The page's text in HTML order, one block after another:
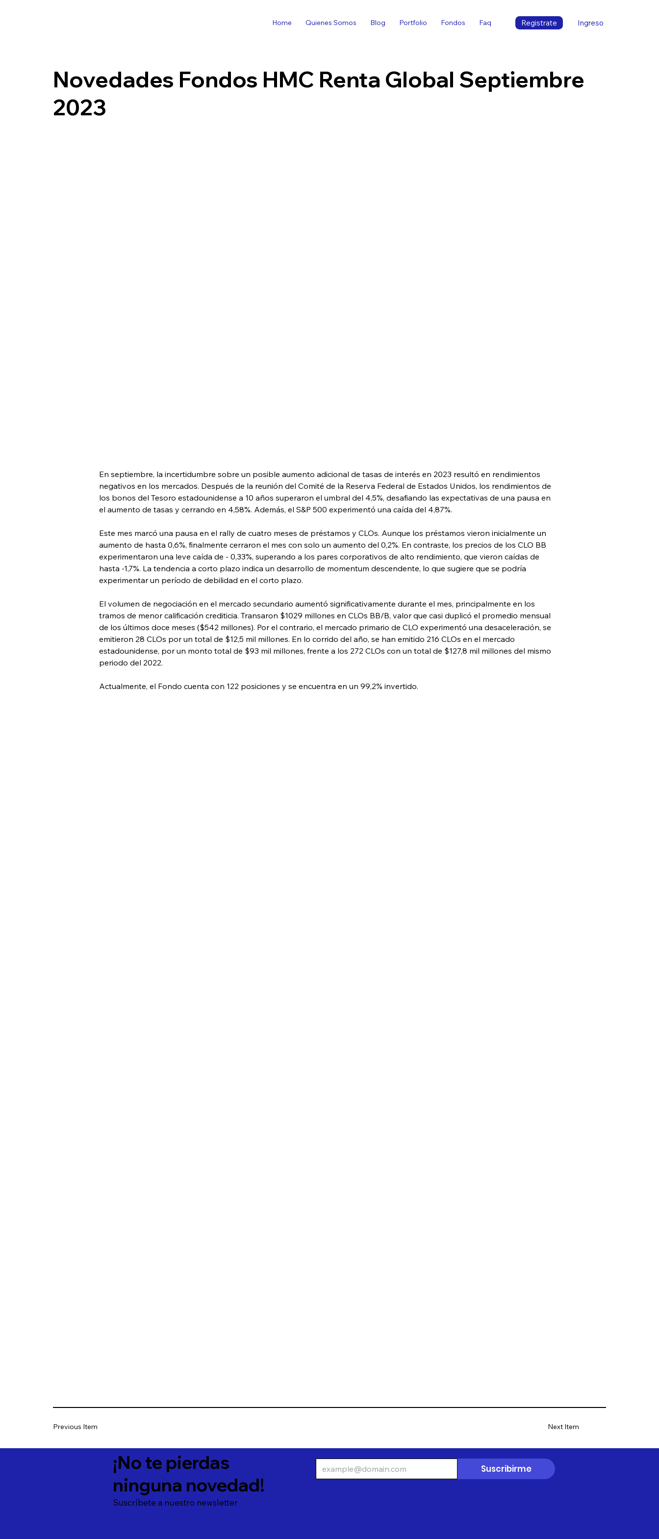
Home Quienes Somos Blog Portfolio Fondos Faq Ingreso
Registrate
Novedades Fondos HMC Renta Global Septiembre
2023
En septiembre, la incertidumbre sobre un posible aumento adicional de tasas de interés en 2023 resultó en rendimientos
negativos en los mercados. Después de la reunión del Comité de la Reserva Federal de Estados Unidos, los rendimientos de
los bonos del Tesoro estadounidense a 10 años superaron el umbral del 4,5%, desafiando las expectativas de una pausa en
el aumento de tasas y cerrando en 4,58%. Además, el S&P 500 experimentó una caída del 4,87%.
Este mes marcó una pausa en el rally de cuatro meses de préstamos y CLOs. Aunque los préstamos vieron inicialmente un
aumento de hasta 0,6%, finalmente cerraron el mes con solo un aumento del 0,2%. En contraste, los precios de los CLO BB
experimentaron una leve caída de - 0,33%, superando a los pares corporativos de alto rendimiento, que vieron caídas de
hasta -1,7%. La tendencia a corto plazo indica un desarrollo de momentum descendente, lo que sugiere que se podría
experimentar un período de debilidad en el corto plazo.
El volumen de negociación en el mercado secundario aumentó significativamente durante el mes, principalmente en los
tramos de menor calificación crediticia. Transaron $1029 millones en CLOs BB/B, valor que casi duplicó el promedio mensual
de los últimos doce meses ($542 millones). Por el contrario, el mercado primario de CLO experimentó una desaceleración, se
emitieron 28 CLOs por un total de $12,5 mil millones. En lo corrido del año, se han emitido 216 CLOs en el mercado
estadounidense, por un monto total de $93 mil millones, frente a los 272 CLOs con un total de $127,8 mil millones del mismo
periodo del 2022.
Actualmente, el Fondo cuenta con 122 posiciones y se encuentra en un 99,2% invertido.
Next Item
Previous Item
¡No te pierdas
ninguna novedad!
Suscríbete a nuestro newsletter
Suscribirme